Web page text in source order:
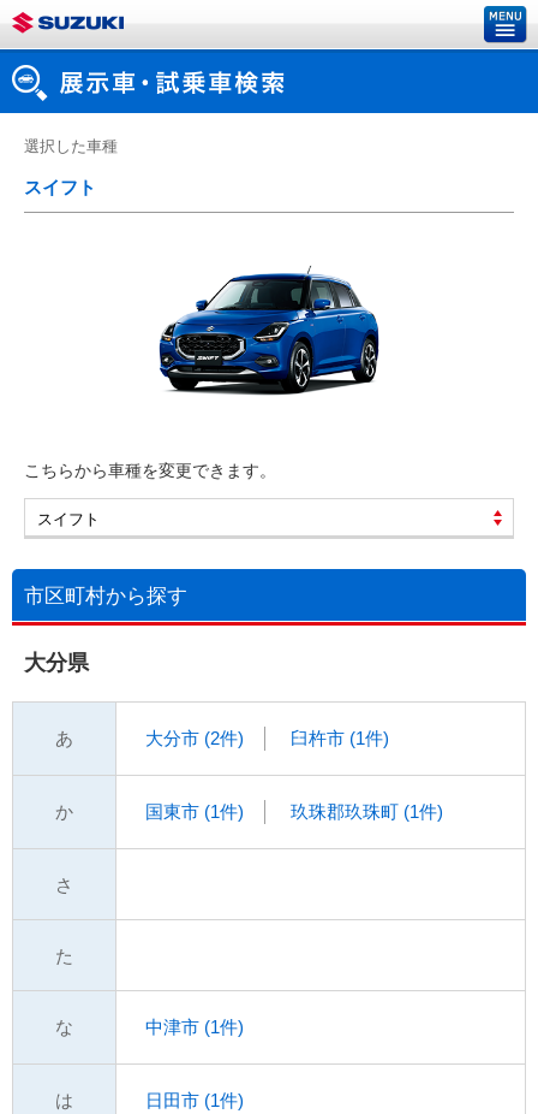
選択した車種
スイフト
こちらから車種を変更できます。
市区町村から探す
大分県
あ 大分市 (2件) 臼杵市 (1件)
か 国東市 (1件) 玖珠郡玖珠町 (1件)
さ
た
な 中津市 (1件)
は 日田市 (1件)